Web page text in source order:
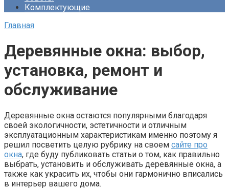
Комплектующие
Главная
Деревянные окна: выбор,
установка, ремонт и
обслуживание
Деревянные окна остаются популярными благодаря
своей экологичности, эстетичности и отличным
эксплуатационным характеристикам именно поэтому я
решил посветить целую рубрику на своем сайте про
окна, где буду публиковать статьи о том, как правильно
выбрать, установить и обслуживать деревянные окна, а
также как украсить их, чтобы они гармонично вписались
в интерьер вашего дома.